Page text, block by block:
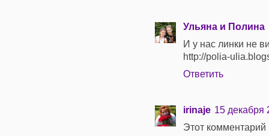
Ульяна и Полина
И у нас линки не
http://polia-
Ответить
irinaje 15 декабря
Этот